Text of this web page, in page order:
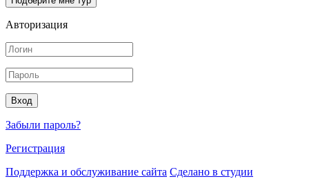
Авторизация
Забыли пароль?
Регистрация
Поддержка и обслуживание сайта Сделано в студии